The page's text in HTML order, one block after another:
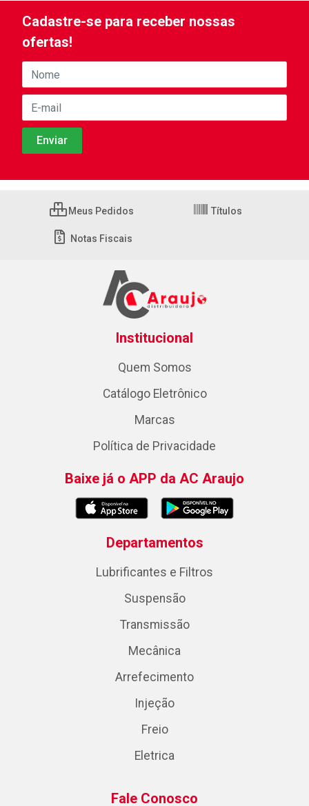
Cadastre-se para receber nossas
ofertas!
Meus Pedidos Títulos
Notas Fiscais
Institucional
Quem Somos
Catálogo Eletrônico
Marcas
Política de Privacidade
Baixe já o APP da AC Araujo
Departamentos
Lubrificantes e Filtros
Suspensão
Transmissão
Mecânica
Arrefecimento
Injeção
Freio
Eletrica
Fale Conosco